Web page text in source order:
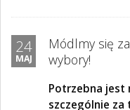
24
MAJ
Módlmy się
wybory!
Potrzebna jest
szczególnie